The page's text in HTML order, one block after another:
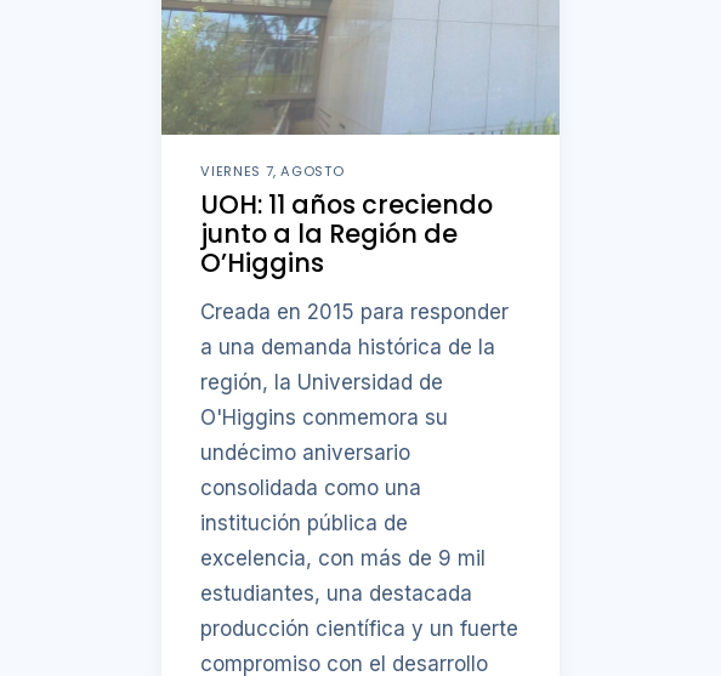
VIERNES 7, AGOSTO
UOH: 11 años creciendo
junto a la Región de
O’Higgins
Creada en 2015 para responder
a una demanda histórica de la
región, la Universidad de
O'Higgins conmemora su
undécimo aniversario
consolidada como una
institución pública de
excelencia, con más de 9 mil
estudiantes, una destacada
producción científica y un fuerte
compromiso con el desarrollo